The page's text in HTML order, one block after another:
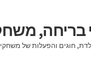
בריחה,
הולדת, חוגים והפעלות של